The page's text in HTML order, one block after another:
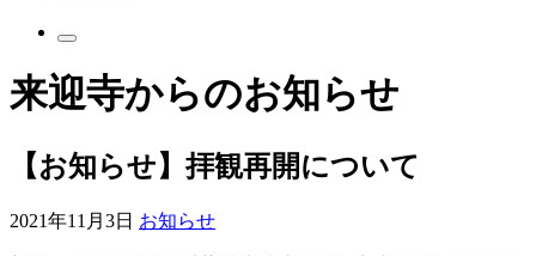
来迎寺からのお知らせ
【お知らせ】拝観再開について
2021年11月3日 お知らせ